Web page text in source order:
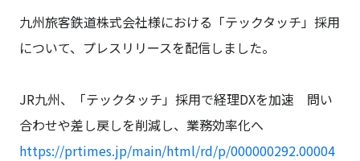
九州旅客鉄道株式会社様における「テックタッチ」採用
について、プレスリリースを配信しました。
JR九州、「テックタッチ」採用で経理DXを加速 問い
合わせや差し戻しを削減し、業務効率化へ
https://prtimes.jp/main/html/rd/p/000000292.00004